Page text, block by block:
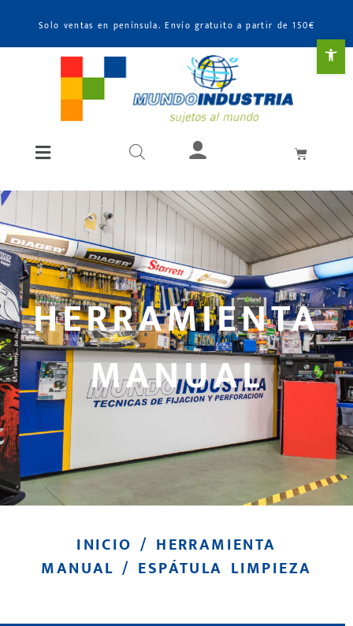
Solo ventas en península. Envío gratuito a partir de 150€
HERRAMIENTA
MANUAL
INICIO / HERRAMIENTA
MANUAL / ESPÁTULA LIMPIEZA